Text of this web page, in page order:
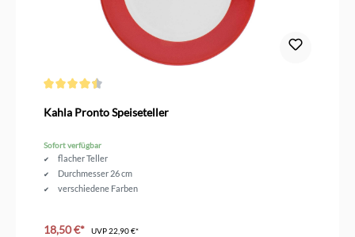
Kahla Pronto Speiseteller
Sofort verfügbar
flacher Teller
Durchmesser 26 cm
verschiedene Farben
18,50 €* UVP22,90 €*